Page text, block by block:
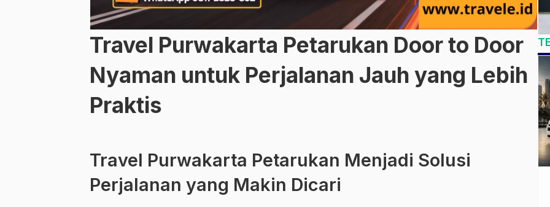
Travel Purwakarta Petarukan Door to Door
Nyaman untuk Perjalanan Jauh yang Lebih
Praktis
Travel Purwakarta Petarukan Menjadi Solusi
Perjalanan yang Makin Dicari